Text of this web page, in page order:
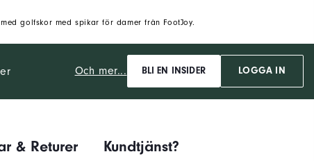
golfskor med spikar för damer från FootJoy.
Och mer... BLI EN INSIDER LOGGA IN
& Returer Kundtjänst?